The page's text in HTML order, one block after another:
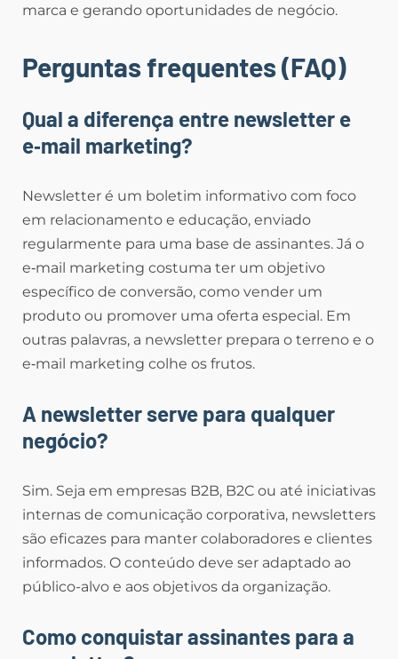
marca e gerando oportunidades de negócio.
Perguntas frequentes (FAQ)
Qual a diferença entre newsletter e
e‑mail marketing?
Newsletter é um boletim informativo com foco
em relacionamento e educação, enviado
regularmente para uma base de assinantes. Já o
e‑mail marketing costuma ter um objetivo
específico de conversão, como vender um
produto ou promover uma oferta especial. Em
outras palavras, a newsletter prepara o terreno e o
e‑mail marketing colhe os frutos.
A newsletter serve para qualquer
negócio?
Sim. Seja em empresas B2B, B2C ou até iniciativas
internas de comunicação corporativa, newsletters
são eficazes para manter colaboradores e clientes
informados. O conteúdo deve ser adaptado ao
público-alvo e aos objetivos da organização.
Como conquistar assinantes para a